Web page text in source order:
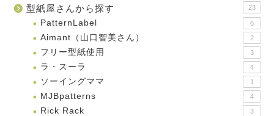
型紙屋さんから探す 23
PatternLabel 6
Aimant（山口智美さん） 2
フリー型紙使用 3
ラ・スーラ 4
ソーイングママ 1
MJBpatterns 4
Rick Rack 3